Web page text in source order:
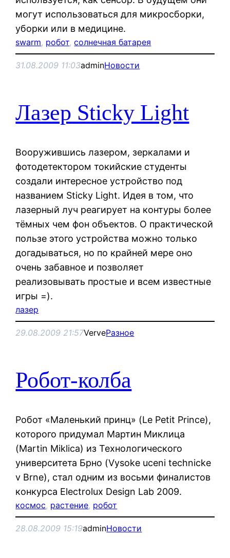
могут использоваться для микросборки,
уборки или в медицине.
swarm, робот, солнечная батарея
31.08.2009 11:03adminНовости
Лазер Sticky Light
Вооружившись лазером, зеркалами и
фотодетектором токийские студенты
создали интересное устройство под
названием Sticky Light. Идея в том, что
лазерный луч реагирует на контуры более
тёмных чем фон объектов. О практической
пользе этого устройства можно только
догадываться, но по крайней мере оно
очень забавное и позволяет
реализовывать простые и всем известные
игры =).
лазер
29.08.2009 21:57VerveРазное
Робот-колба
Робот «Маленький принц» (Le Petit Prince),
которого придумал Мартин Миклица
(Martin Miklica) из Технологического
университета Брно (Vysoke uceni technicke
v Brne), стал одним из восьми финалистов
конкурса Electrolux Design Lab 2009.
космос, растение, робот
28.08.2009 15:19adminНовости